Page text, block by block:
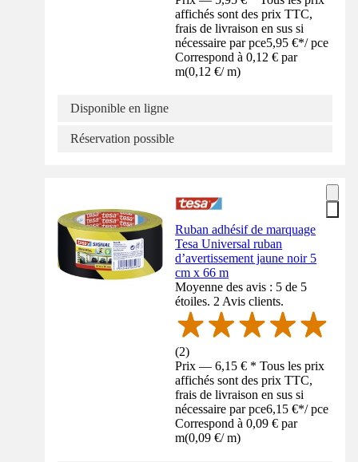
affichés sont des prix TTC,
frais de livraison en sus si
nécessaire par pce5,95 €*/ pce
Correspond à 0,12 € par
m(0,12 €/ m)
Disponible en ligne
Réservation possible
Ruban adhésif de marquage
Tesa Universal ruban
d’avertissement jaune noir 5
cm x 66 m
Moyenne des avis : 5 de 5
étoiles. 2 Avis clients.
(2)
Prix — 6,15 € * Tous les prix
affichés sont des prix TTC,
frais de livraison en sus si
nécessaire par pce6,15 €*/ pce
Correspond à 0,09 € par
m(0,09 €/ m)